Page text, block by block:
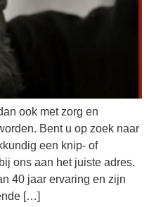
ook met zorg en
Bent u op zoek naar
een knip- of
ons aan het juiste adres.
40 jaar ervaring en zijn
[…]